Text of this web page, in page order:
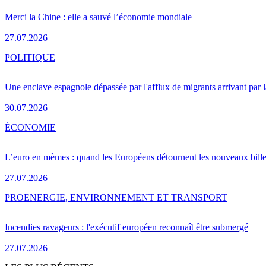
Merci la Chine : elle a sauvé l’économie mondiale
27.07.2026
Une enclave espagnole dépassée par l'afflux de migrants arrivant par
30.07.2026
POLITIQUE
L’euro en mèmes : quand les Européens détournent les nouveaux
27.07.2026
ÉCONOMIE
Incendies ravageurs : l'exécutif européen reconnaît être submergé
27.07.2026
PROENERGIE, ENVIRONNEMENT ET TRANSPORT